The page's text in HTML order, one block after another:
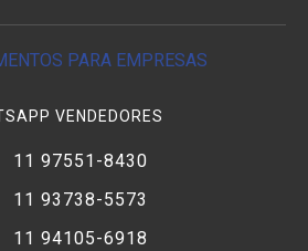
PARA EMPRESAS
VENDEDORES
11 97551-8430
11 93738-5573
11 94105-6918